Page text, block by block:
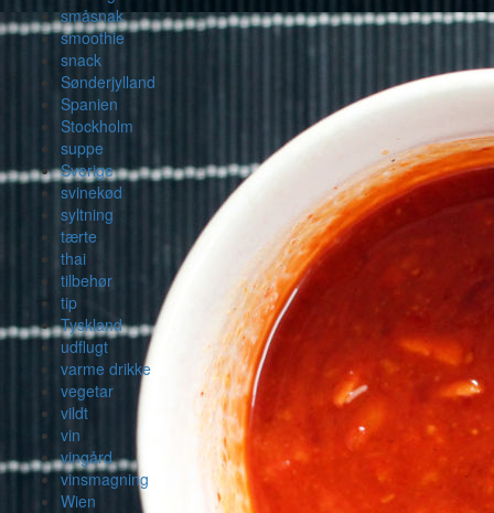
småsnak
smoothie
snack
Sønderjylland
Spanien
Stockholm
suppe
Sverige
svinekød
syltning
tærte
thai
tilbehør
tip
Tyskland
udflugt
varme drikke
vegetar
vildt
vin
vingård
vinsmagning
Wien